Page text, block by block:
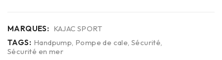
MARQUES: KAJAC SPORT
TAGS: Handpump, Pompe de cale,Sécurité,
Sécurité en mer